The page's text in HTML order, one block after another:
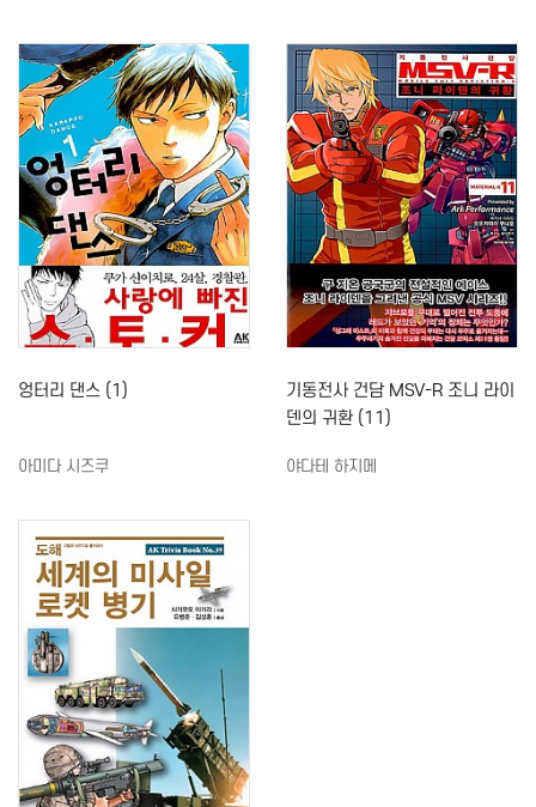
엉터리 댄스 (1)
아미다 시즈쿠
기동전사 건담 MSV-R 조니 라이
덴의 귀환 (11)
야다테 하지메